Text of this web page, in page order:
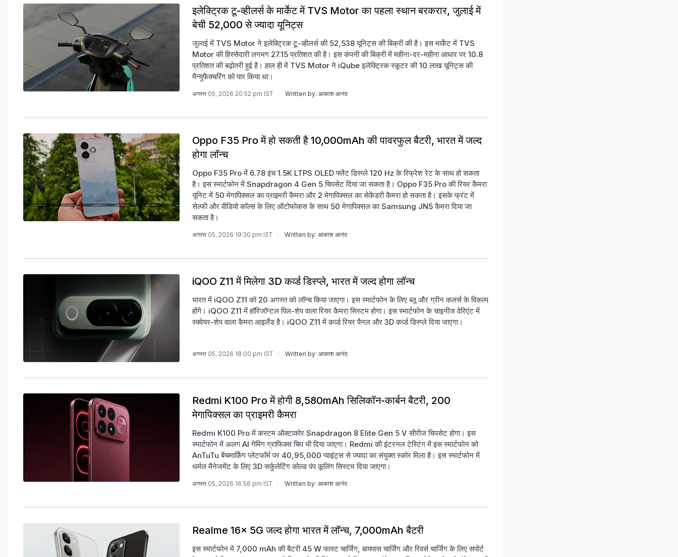
इलेक्ट्रिक टू-व्हीलर्स के मार्केट में TVS Motor का पहला स्थान बरकरार, जुलाई में
बेची 52,000 से ज्यादा यूनिट्स
जुलाई में TVS Motor ने इलेक्ट्रिक टू-व्हीलर्स की 52,538 यूनिट्स की बिक्री की है। इस मार्केट में TVS
Motor की हिस्सेदारी लगभग 27.15 प्रतिशत की है। इस कंपनी की बिक्री में महीना-दर-महीना आधार पर 10.8
प्रतिशत की बढ़ोतरी हुई है। हाल ही में TVS Motor ने iQube इलेक्ट्रिक स्कूटर की 10 लाख यूनिट्स की
मैन्युफैक्चरिंग को पार किया था।
अगस्त 05, 2026 20:52 pm IST Written by: आकाश आनंद
Oppo F35 Pro में हो सकती है 10,000mAh की पावरफुल बैटरी, भारत में जल्द
होगा लॉन्च
Oppo F35 Pro में 6.78 इंच 1.5K LTPS OLED फ्लैट डिस्प्ले 120 Hz के रिफ्रेश रेट के साथ हो सकता
है। इस स्मार्टफोन में Snapdragon 4 Gen 5 चिपसेट दिया जा सकता है। Oppo F35 Pro की रियर कैमरा
यूनिट में 50 मेगापिक्सल का प्राइमरी कैमरा और 2 मेगापिक्सल का सेकेंडरी कैमरा हो सकता है। इसके फ्रंट में
सेल्फी और वीडियो कॉल्स के लिए ऑटोफोकस के साथ 50 मेगापिक्सल का Samsung JN5 कैमरा दिया जा
सकता है।
अगस्त 05, 2026 19:30 pm IST Written by: आकाश आनंद
iQOO Z11 में मिलेगा 3D कर्व्ड डिस्प्ले, भारत में जल्द होगा लॉन्च
भारत में iQOO Z11 को 20 अगस्त को लॉन्च किया जाएगा। इस स्मार्टफोन के लिए ब्लू और ग्रीन कलर्स के विकल्प
होंगे। iQOO Z11 में हॉरिजॉन्टल पिल-शेप वाला रियर कैमरा सिस्टम होगा। इस स्मार्टफोन के चाइनीज वेरिएंट में
स्क्वेयर-शेप वाला कैमरा आइलैंड है। iQOO Z11 में कर्व्ड रियर पैनल और 3D कर्व्ड डिस्प्ले दिया जाएगा।
अगस्त 05, 2026 18:00 pm IST Written by: आकाश आनंद
Redmi K100 Pro में होगी 8,580mAh सिलिकॉन-कार्बन बैटरी, 200
मेगापिक्सल का प्राइमरी कैमरा
Redmi K100 Pro में कस्टम ऑक्टाकोर Snapdragon 8 Elite Gen 5 V सीरीज चिपसेट होगा। इस
स्मार्टफोन में अलग AI गेमिंग ग्राफिक्स चिप भी दिया जाएगा। Redmi की इंटरनल टेस्टिंग में इस स्मार्टफोन को
AnTuTu बेंचमार्किंग प्लेटफॉर्म पर 40,95,000 प्वाइंट्स से ज्यादा का संयुक्त स्कोर मिला है। इस स्मार्टफोन में
थर्मल मैनेजमेंट के लिए 3D सर्कुलेटिंग कोल्ड पंप कूलिंग सिस्टम दिया जाएगा।
अगस्त 05, 2026 16:56 pm IST Written by: आकाश आनंद
Realme 16x 5G जल्द होगा भारत में लॉन्च, 7,000mAh बैटरी
इस स्मार्टफोन में 7,000 mAh की बैटरी 45 W फास्ट चार्जिंग, बायपास चार्जिंग और रिवर्स चार्जिंग के लिए सपोर्ट